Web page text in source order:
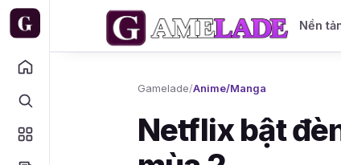
Nền
Gamelade/Anime/Manga
Netflix bật